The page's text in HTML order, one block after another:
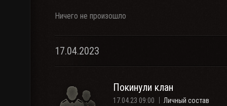
Ничего не произошло
17.04.2023
Покинули клан
17.04.23 09:00 Личный состав